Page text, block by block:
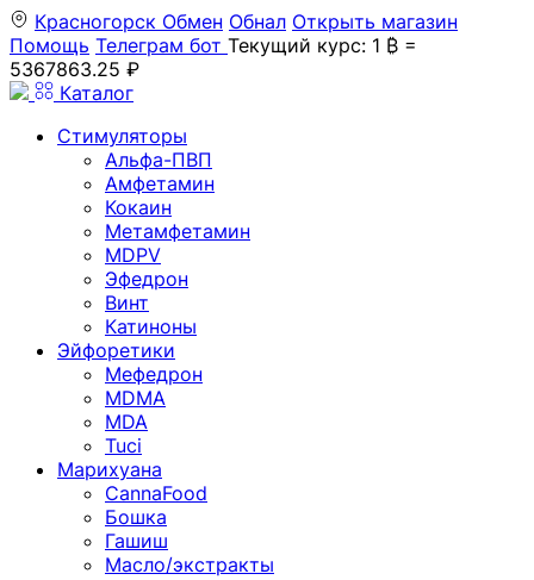
Красногорск Обмен Обнал Открыть магазин
Помощь Телеграм бот Текущий курс: 1 ₿ =
5367863.25 ₽
Каталог
Стимуляторы
Альфа-ПВП
Амфетамин
Кокаин
Метамфетамин
MDPV
Эфедрон
Винт
Катиноны
Эйфоретики
Мефедрон
MDMA
MDA
Tuci
Марихуана
CannaFood
Бошка
Гашиш
Масло/экстракты